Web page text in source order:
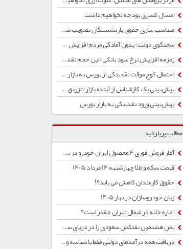
امسال کسری بودجه نخواهیم داشت
متناسب سازی حقوق بازنشستگان تصویب شد/ تغییری در پرداخت یارانه‌ها نخواهیم داشت
سخنگوی دولت: بدون آمادگی مردم افزایش قیمت بنزین نخواهیم داشت
زمزمه افزایش نرخ سود بانکی/این حجم نقدینگی تورم را به دنبال خواهد داشت
احتمال کوچ موقت نقدینگی از بورس به بازار ارز/ صنایع صادرات محور برنده رشد نرخ ارز هستند
پیش‌بینی یک کارشناس از آینده بازار/تزریق نقدینگی بورس را نجات مثبت است؟
پیش‌بینی ورود نقدینگی به بازار بورس
مطالب پربازدید
آغاز فروش فوری 4 محصول ایران خودرو در نمایندگی‌ها
قیمت سکه و طلا چهارشنبه 14 مرداد 1405
حقوق کارمندان کاهش می یابد؟!
زیان خودروسازان در بهار 1405
اجاره خانه در شمال تهران چقدر است؟
یمن هشتمین نفتکش سعودی را در دریای سرخ هدف قرار داد
دریافت همه درآمدهای دولتی فقط با شناسه واریز